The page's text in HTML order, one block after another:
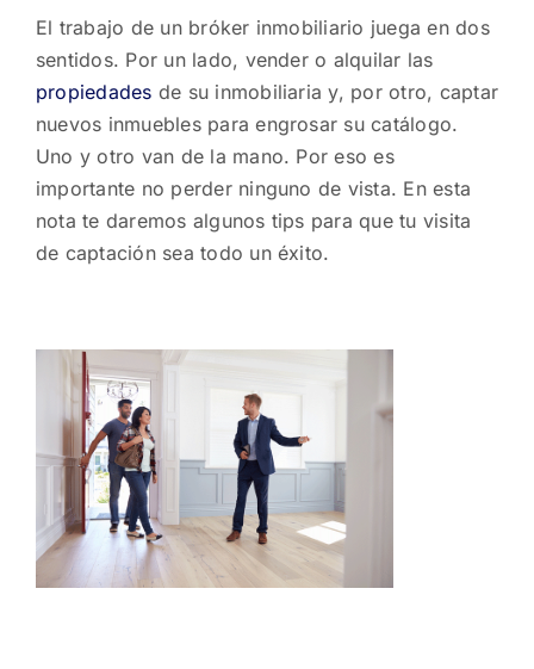
El trabajo de un bróker inmobiliario juega en dos
sentidos. Por un lado, vender o alquilar las
propiedades de su inmobiliaria y, por otro, captar
nuevos inmuebles para engrosar su catálogo.
Uno y otro van de la mano. Por eso es
importante no perder ninguno de vista. En esta
nota te daremos algunos tips para que tu visita
de captación sea todo un éxito.